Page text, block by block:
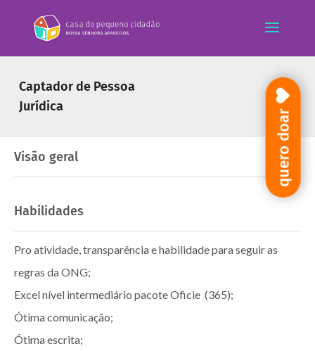
Captador de Pessoa
Jurídica
Visão geral
Habilidades
Pro atividade, transparência e habilidade para seguir as
regras da ONG;
Excel nível intermediário pacote Oficie (365);
Ótima comunicação;
Ótima escrita;
quero doar